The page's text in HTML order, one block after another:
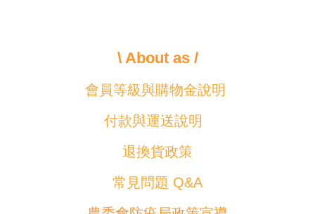
\ About as /
會員等級與購物金說明
付款與運送說明
退換貨政策
常見問題 Q&A